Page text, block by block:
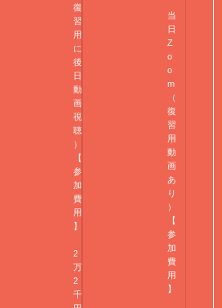
復
習
用
に
後
日
動
画
視
聴
）
【
参
加
費
用
】
2
万
2
千
当
日
Z
o
o
m
（
復
習
用
動
画
あ
り
）
【
参
加
費
用
】